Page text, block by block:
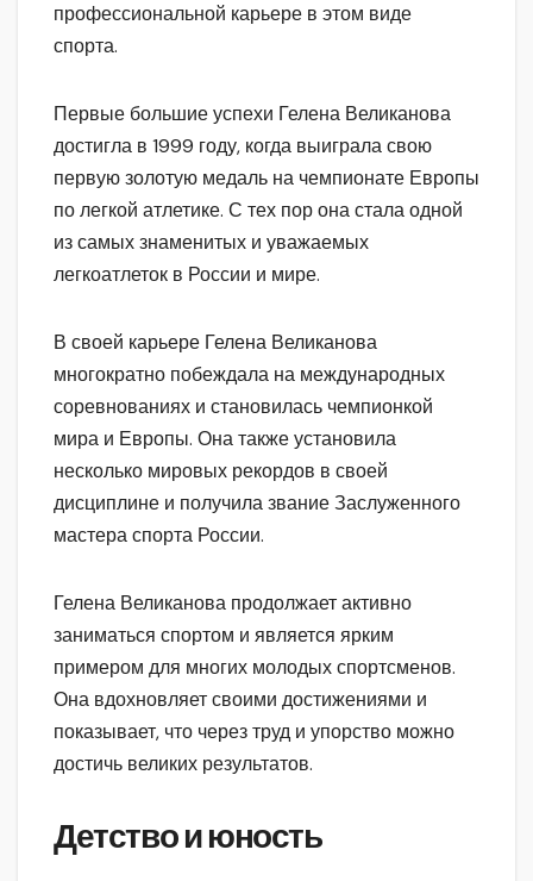
профессиональной карьере в этом виде
спорта.
Первые большие успехи Гелена Великанова
достигла в 1999 году, когда выиграла свою
первую золотую медаль на чемпионате Европы
по легкой атлетике. С тех пор она стала одной
из самых знаменитых и уважаемых
легкоатлеток в России и мире.
В своей карьере Гелена Великанова
многократно побеждала на международных
соревнованиях и становилась чемпионкой
мира и Европы. Она также установила
несколько мировых рекордов в своей
дисциплине и получила звание Заслуженного
мастера спорта России.
Гелена Великанова продолжает активно
заниматься спортом и является ярким
примером для многих молодых спортсменов.
Она вдохновляет своими достижениями и
показывает, что через труд и упорство можно
достичь великих результатов.
Детство и юность